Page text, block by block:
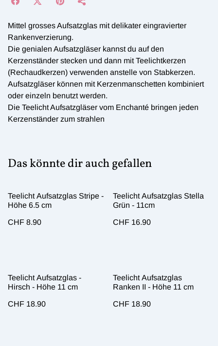
Mittel grosses Aufsatzglas mit delikater eingravierter
Rankenverzierung.
Die genialen Aufsatzgläser kannst du auf den
Kerzenständer stecken und dann mit Teelichtkerzen
(Rechaudkerzen) verwenden anstelle von Stabkerzen.
Aufsatzgläser können mit Kerzenmanschetten kombiniert
oder einzeln benutzt werden.
Die Teelicht Aufsatzgläser vom Enchanté bringen jeden
Kerzenständer zum strahlen
Das könnte dir auch gefallen
Teelicht Aufsatzglas Stripe -
Höhe 6.5 cm
CHF 8.90
Teelicht Aufsatzglas Stella
Grün - 11cm
CHF 16.90
Teelicht Aufsatzglas -
Hirsch - Höhe 11 cm
CHF 18.90
Teelicht Aufsatzglas
Ranken II - Höhe 11 cm
CHF 18.90